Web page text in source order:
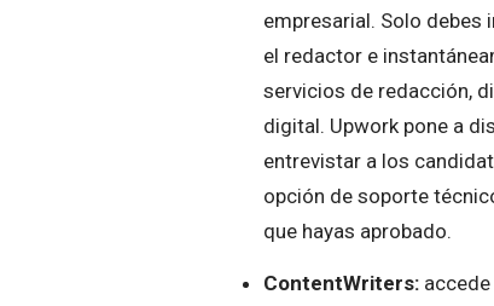
empresarial. Solo debes
el redactor e
servicios de redacción,
digital. Upwork pone a
entrevistar a los
opción de soporte
que hayas aprobado.
ContentWriters: